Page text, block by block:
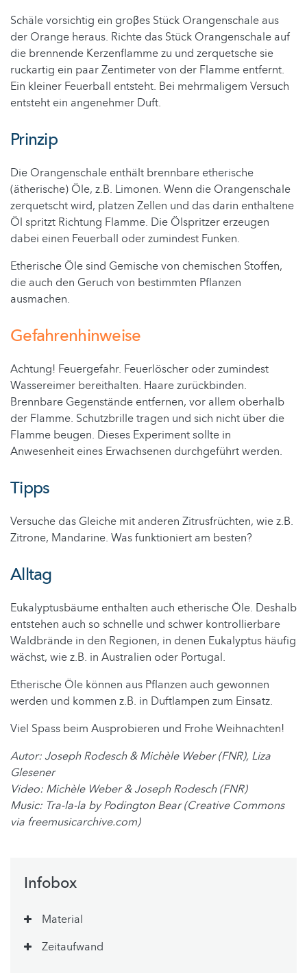
Schäle vorsichtig ein groβes Stück Orangenschale aus
der Orange heraus. Richte das Stück Orangenschale auf
die brennende Kerzenflamme zu und zerquetsche sie
ruckartig ein paar Zentimeter von der Flamme entfernt.
Ein kleiner Feuerball entsteht. Bei mehrmaligem Versuch
entsteht ein angenehmer Duft.
Prinzip
Die Orangenschale enthält brennbare etherische
(ätherische) Öle, z.B. Limonen. Wenn die Orangenschale
zerquetscht wird, platzen Zellen und das darin enthaltene
Öl spritzt Richtung Flamme. Die Ölspritzer erzeugen
dabei einen Feuerball oder zumindest Funken.
Etherische Öle sind Gemische von chemischen Stoffen,
die auch den Geruch von bestimmten Pflanzen
ausmachen.
Gefahrenhinweise
Achtung! Feuergefahr. Feuerlöscher oder zumindest
Wassereimer bereithalten. Haare zurückbinden.
Brennbare Gegenstände entfernen, vor allem oberhalb
der Flamme. Schutzbrille tragen und sich nicht über die
Flamme beugen. Dieses Experiment sollte in
Anwesenheit eines Erwachsenen durchgeführt werden.
Tipps
Versuche das Gleiche mit anderen Zitrusfrüchten, wie z.B.
Zitrone, Mandarine. Was funktioniert am besten?
Alltag
Eukalyptusbäume enthalten auch etherische Öle. Deshalb
entstehen auch so schnelle und schwer kontrollierbare
Waldbrände in den Regionen, in denen Eukalyptus häufig
wächst, wie z.B. in Australien oder Portugal.
Etherische Öle können aus Pflanzen auch gewonnen
werden und kommen z.B. in Duftlampen zum Einsatz.
Viel Spass beim Ausprobieren und Frohe Weihnachten!
Autor: Joseph Rodesch & Michèle Weber (FNR), Liza
Glesener
Video: Michèle Weber & Joseph Rodesch (FNR)
Music: Tra-la-la by Podington Bear (Creative Commons
via freemusicarchive.com)
Infobox
Material
Zeitaufwand